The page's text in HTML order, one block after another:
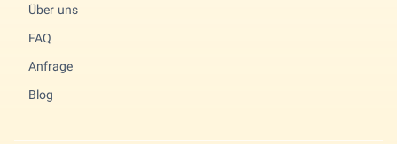
Über uns
FAQ
Anfrage
Blog